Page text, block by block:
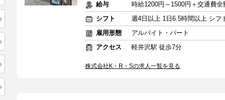
給与
時給1200円～1500円＋交通費全
シフト
週4日以上 1日6.5時間以上 シフ
雇用形態
アルバイト・パート
アクセス
軽井沢駅 徒歩7分
株式会社K・R・Sの求人一覧を見る